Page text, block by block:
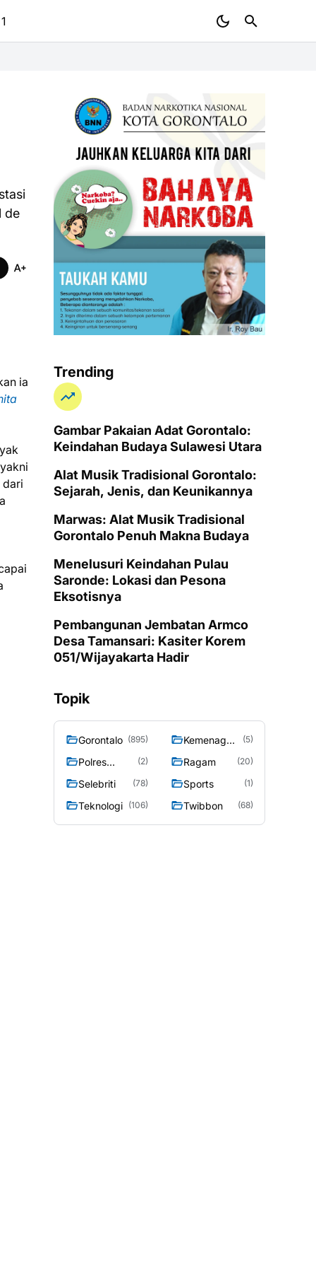
de
ia
dari
Trending
Gambar Pakaian Adat Gorontalo:
Keindahan Budaya Sulawesi Utara
Alat Musik Tradisional Gorontalo:
Sejarah, Jenis, dan Keunikannya
Marwas: Alat Musik Tradisional
Gorontalo Penuh Makna Budaya
Menelusuri Keindahan Pulau
Saronde: Lokasi dan Pesona
Eksotisnya
Pembangunan Jembatan Armco
Desa Tamansari: Kasiter Korem
051/Wijayakarta Hadir
Topik
Gorontalo (895)
Kemenag
(5)
Polres
(2) Ragam (20)
Selebriti (78) Sports (1)
Teknologi (106) Twibbon (68)